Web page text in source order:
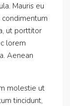
Mauris eu
ut porttitor
lorem
Aenean
molestie ut
tincidunt,